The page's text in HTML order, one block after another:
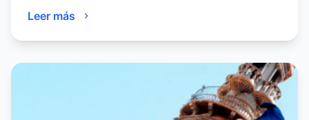
Leer más